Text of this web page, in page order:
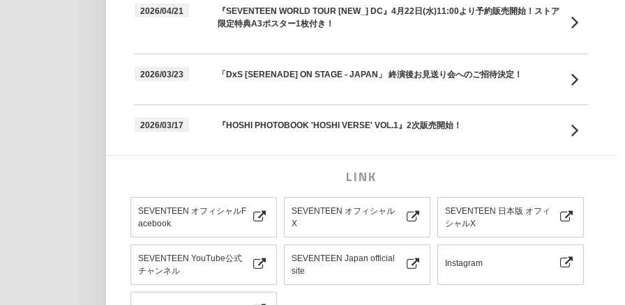
2026/04/21
『SEVENTEEN WORLD TOUR [NEW_] DC』4月22日(水)11:00より予約販売開始！ストア
限定特典A3ポスター1枚付き！
2026/03/23 「DxS [SERENADE] ON STAGE - JAPAN」 終演後お見送り会へのご招待決定！
2026/03/17 『HOSHI PHOTOBOOK 'HOSHI VERSE' VOL.1』2次販売開始！
LINK
SEVENTEEN オフィシャルF
acebook
SEVENTEEN オフィシャル
X
SEVENTEEN 日本版 オフィ
シャルX
SEVENTEEN YouTube公式
チャンネル
SEVENTEEN Japan official
site
Instagram